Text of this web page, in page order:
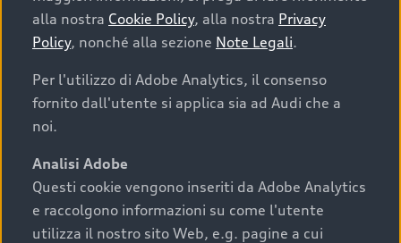
alla nostra Cookie Policy, alla nostra Privacy
Policy, nonché alla sezione Note Legali.
Per l'utilizzo di Adobe Analytics, il consenso
fornito dall'utente si applica sia ad Audi che a
noi.
Analisi Adobe
Questi cookie vengono inseriti da Adobe Analytics
e raccolgono informazioni su come l'utente
utilizza il nostro sito Web, e.g. pagine a cui